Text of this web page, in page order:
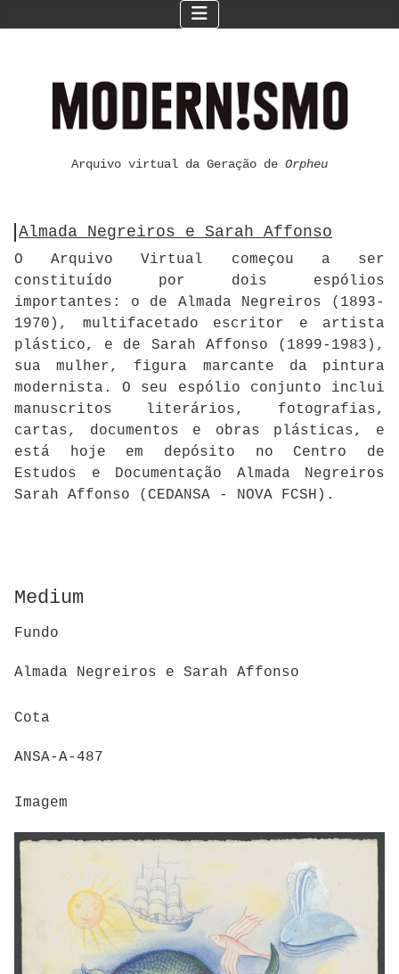
Arquivo virtual da Geração de Orpheu
Almada Negreiros e Sarah Affonso
O Arquivo Virtual começou a ser
constituído por dois espólios
importantes: o de Almada Negreiros (1893-
1970), multifacetado escritor e artista
plástico, e de Sarah Affonso (1899-1983),
sua mulher, figura marcante da pintura
modernista. O seu espólio conjunto inclui
manuscritos literários, fotografias,
cartas, documentos e obras plásticas, e
está hoje em depósito no Centro de
Estudos e Documentação Almada Negreiros
Sarah Affonso (CEDANSA - NOVA FCSH).
Medium
Fundo
Almada Negreiros e Sarah Affonso
Cota
ANSA-A-487
Imagem